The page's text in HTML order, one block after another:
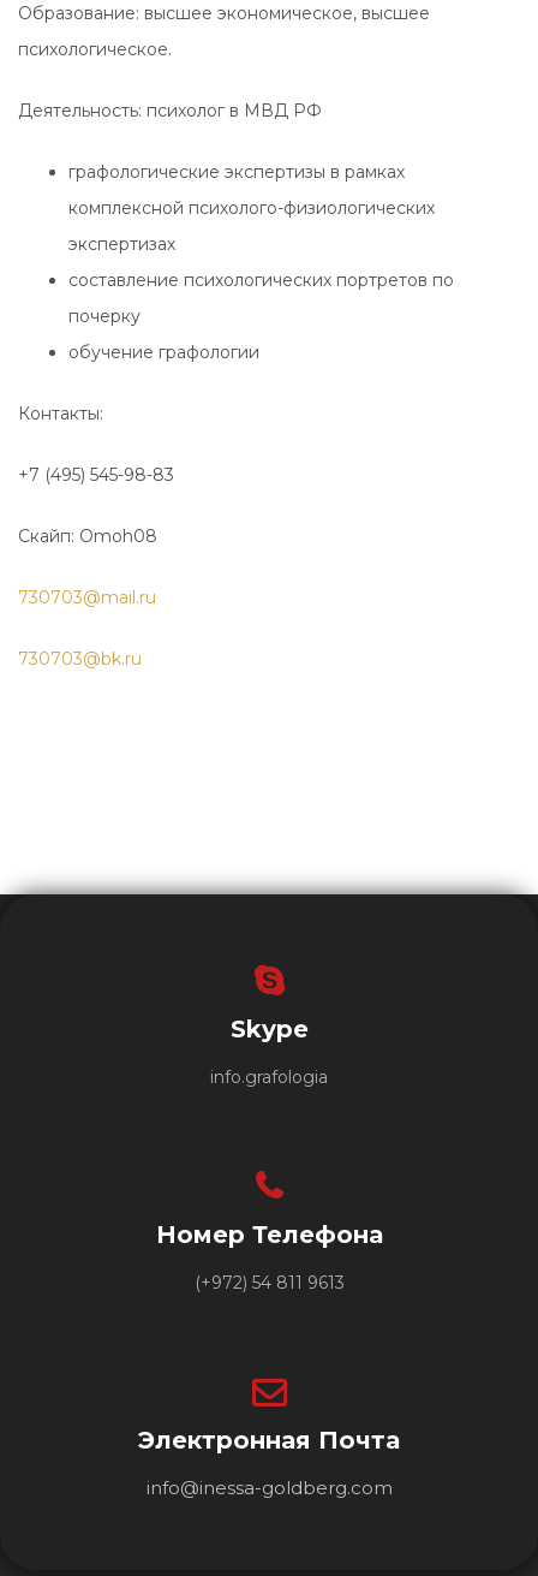
Образование: высшее экономическое, высшее
психологическое.
Деятельность: психолог в МВД РФ
графологические экспертизы в рамках
комплексной психолого-физиологических
экспертизах
составление психологических портретов по
почерку
обучение графологии
Контакты:
+7 (495) 545-98-83
Скайп: Omoh08
730703@mail.ru
730703@bk.ru
Skype
info.grafologia
Номер Телефона
(+972) 54 811 9613
Электронная Почта
info@inessa-goldberg.com